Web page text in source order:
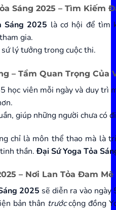
Sáng 2025 – Tìm Kiếm
Sáng 2025 là cơ hội để tìm
gia.
lý tưởng trong cuộc thi.
– Tầm Quan Trọng Của
học viên mỗi ngày và duy trì
giúp những người chưa có
chỉ là môn thể thao mà là
thần.Đại Sứ Yoga Tỏa
– Nơi Lan Tỏa Đam
2025 sẽ diễn ra vào
bản thân trướccộng đồng